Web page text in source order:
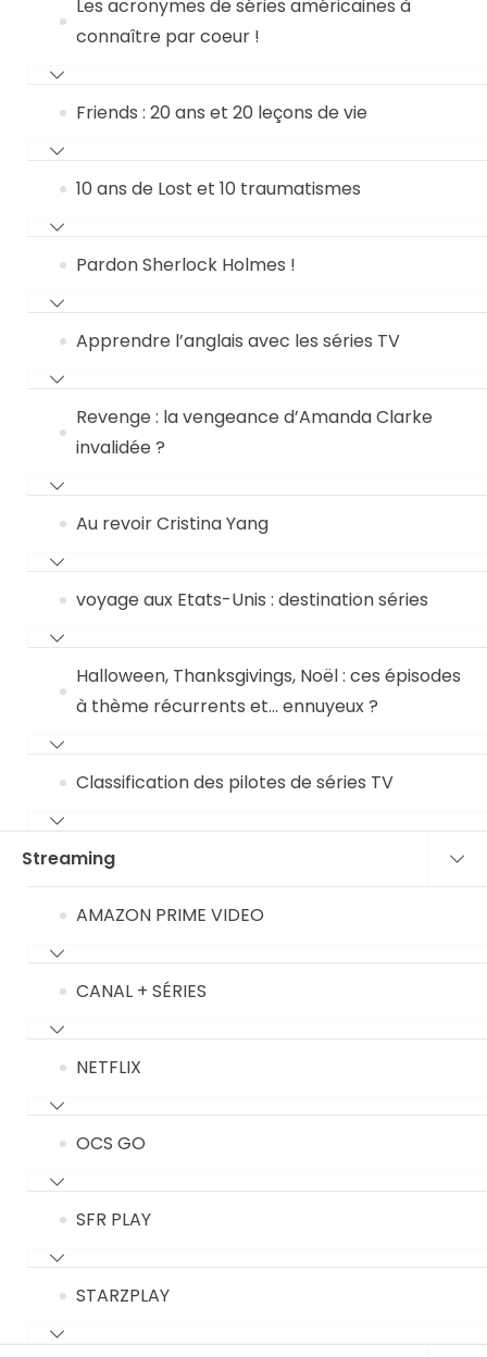
Les acronymes de séries américaines à
connaître par coeur !
Friends : 20 ans et 20 leçons de vie
10 ans de Lost et 10 traumatismes
Pardon Sherlock Holmes !
Apprendre l’anglais avec les séries TV
Revenge : la vengeance d’Amanda Clarke
invalidée ?
Au revoir Cristina Yang
voyage aux Etats-Unis : destination séries
Halloween, Thanksgivings, Noël : ces épisodes
à thème récurrents et… ennuyeux ?
Classification des pilotes de séries TV
Streaming
AMAZON PRIME VIDEO
CANAL + SÉRIES
NETFLIX
OCS GO
SFR PLAY
STARZPLAY